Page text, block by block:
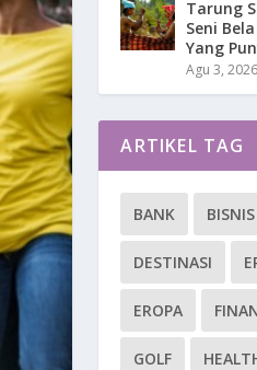
Tarung
Seni
Yang
Agu 3, 2026
ARTIKEL TAG
BANK BISNIS
DESTINASI
EROPA
GOLF